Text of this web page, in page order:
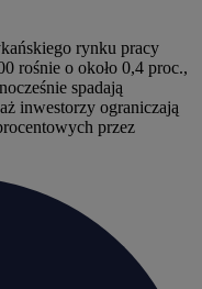
rynku pracy
rośnie o około 0,4 proc.,
spadają
inwestorzy ograniczają
przez